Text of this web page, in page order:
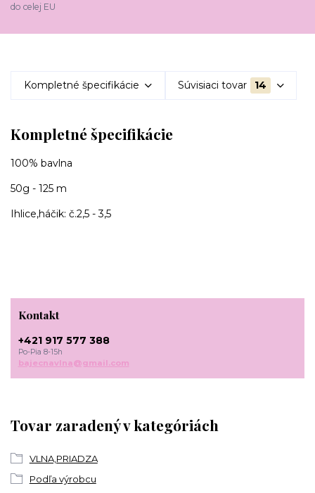
do celej EU
Kompletné špecifikácie Súvisiaci tovar 14
Kompletné špecifikácie
100% bavlna
50g - 125 m
Ihlice,háčik: č.2,5 - 3,5
Tovar zaradený v kategóriách
VLNA,PRIADZA
Podľa výrobcu
Kontakt
+421 917 577 388
Po-Pia 8-15h
bajecnavlna@gmail.com